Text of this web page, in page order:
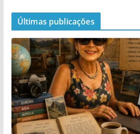
Últimas publicações